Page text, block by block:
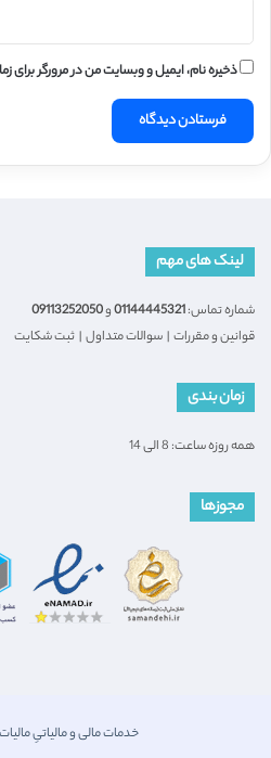
ذخیره نام، ایمیل و وبسایت من در مرورگر
لینک های مهم
شماره تماس:01144445321و09113252050
قوانین و مقررات | سوالات متداول | ثبت شکایت
زمان بندی
همه روزه ساعت: 8 الی 14
مجوزها
خدمات مالی و مالیاتیِ